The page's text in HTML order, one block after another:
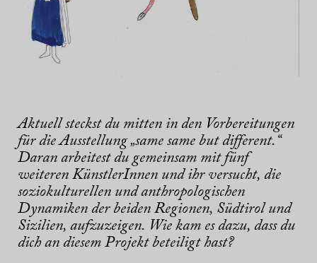
Aktuell steckst du mitten in den Vorbereitungen
für die Ausstellung „same same but different.“
Daran arbeitest du gemeinsam mit fünf
weiteren KünstlerInnen und ihr versucht, die
soziokulturellen und anthropologischen
Dynamiken der beiden Regionen, Südtirol und
Sizilien, aufzuzeigen. Wie kam es dazu, dass du
dich an diesem Projekt beteiligt hast?